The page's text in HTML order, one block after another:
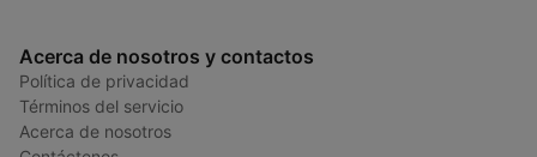
Acerca de nosotros y contactos
Política de privacidad
Términos del servicio
Acerca de nosotros